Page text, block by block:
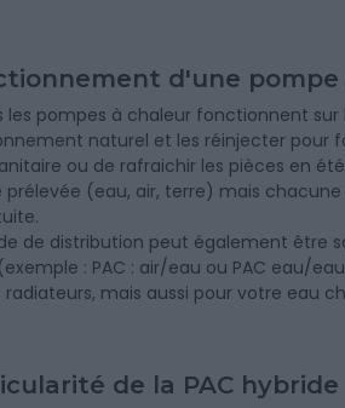
d'une
les pompes à chaleur fonctionnent
naturel et les réinjecter pour
ou de rafraichir les pièces en
prélevée (eau, air, terre) mais
de distribution peut également être
: PAC : air/eau ou PAC eau/
radiateurs, mais aussi pour votre eau
de la PAC hybride